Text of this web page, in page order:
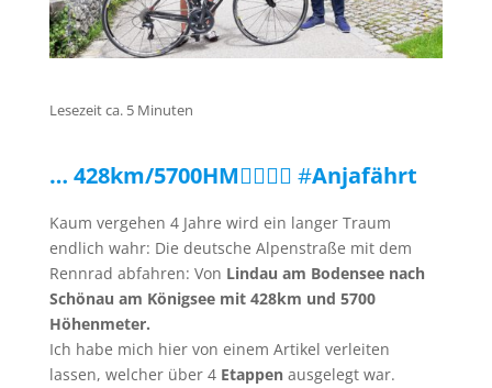
Lesezeit ca. 5 Minuten
… 428km/5700HM🚴‍♀️🚴‍♀️ #Anjafährt
Kaum vergehen 4 Jahre wird ein langer Traum
endlich wahr: Die deutsche Alpenstraße mit dem
Rennrad abfahren: Von Lindau am Bodensee nach
Schönau am Königsee mit 428km und 5700
Höhenmeter.
Ich habe mich hier von einem Artikel verleiten
lassen, welcher über 4 Etappen ausgelegt war.